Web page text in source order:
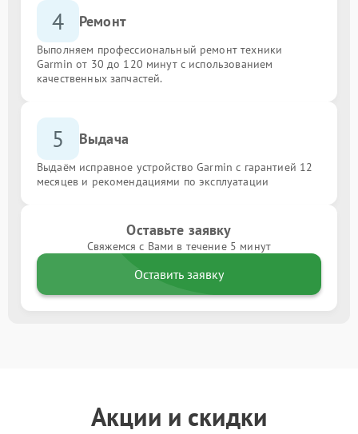
4 Ремонт
Выполняем профессиональный ремонт техники
Garmin от 30 до 120 минут с использованием
качественных запчастей.
5 Выдача
Выдаём исправное устройство Garmin с гарантией 12
месяцев и рекомендациями по эксплуатации
Оставьте заявку
Свяжемся с Вами в течение 5 минут
Оставить заявку
Акции и скидки